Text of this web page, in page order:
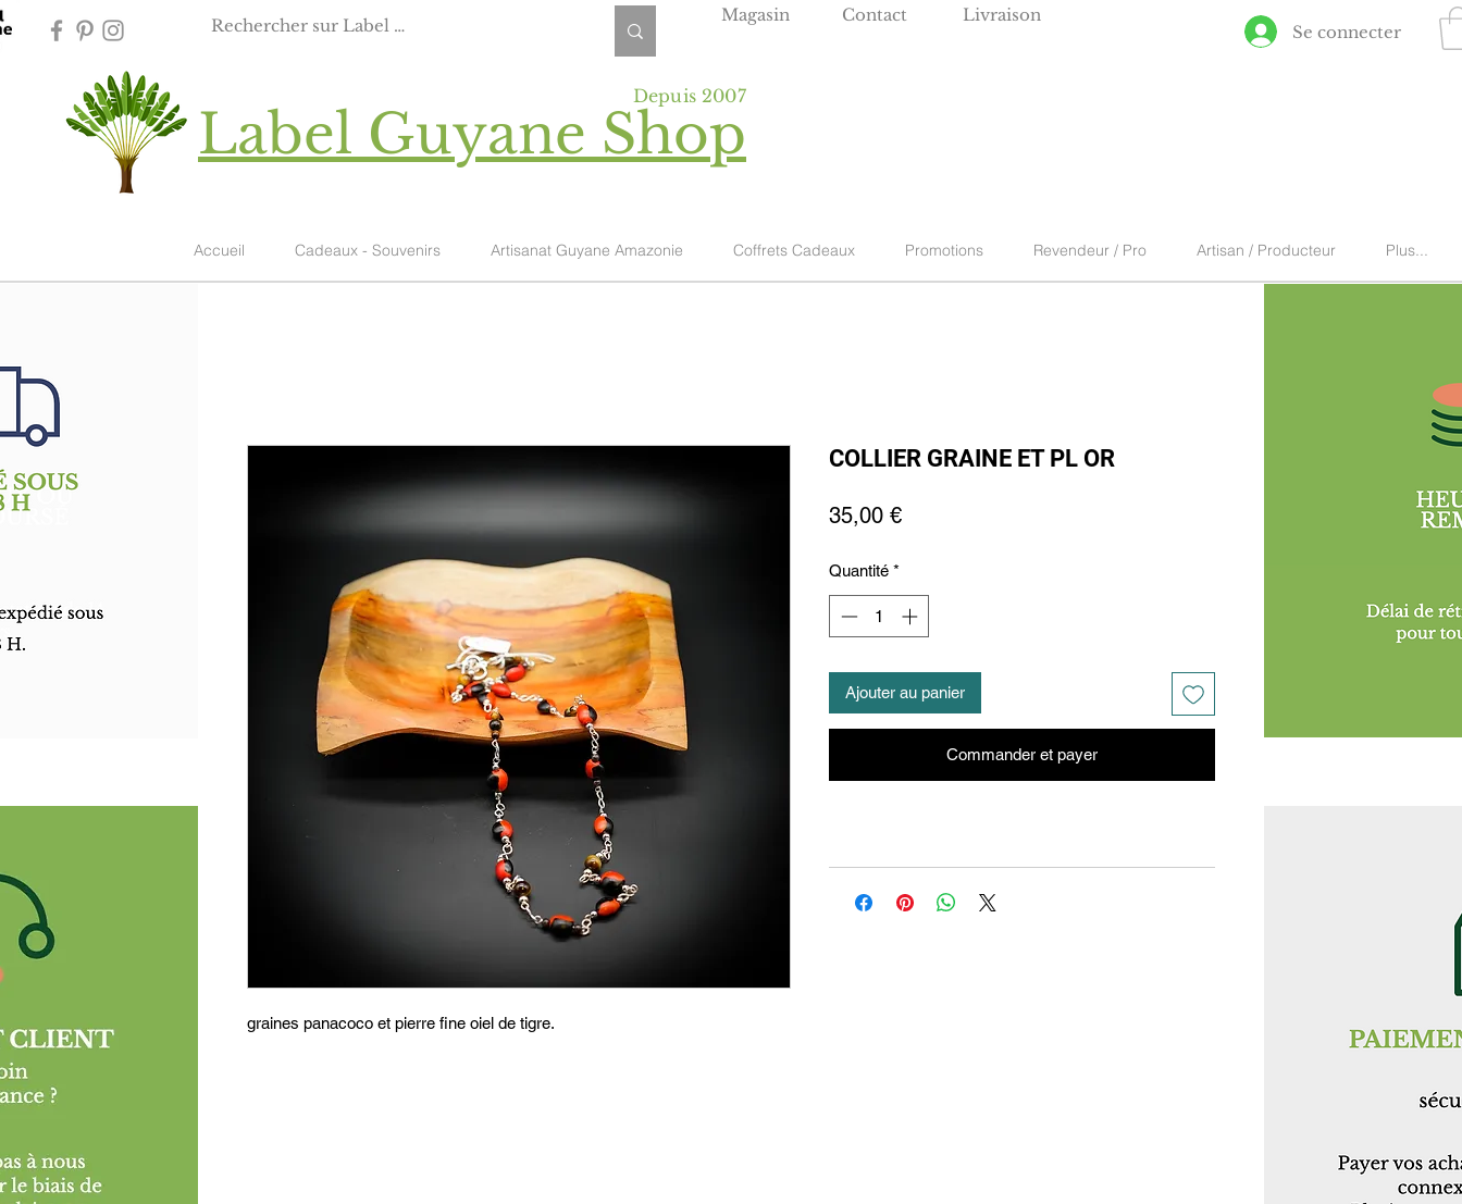
Magasin Contact
Livraison
Se connecter
Label Guyane Shop
Depuis 2007
Accueil Cadeaux - Souvenirs Artisanat Guyane Amazonie Coffrets Cadeaux Promotions Revendeur / Pro Artisan / Producteur Plus...
graines panacoco et pierre fine oiel de tigre.
COLLIER GRAINE ET PL OR
35,00 €Prix
Quantité *
Ajouter au panier
Commander et payer